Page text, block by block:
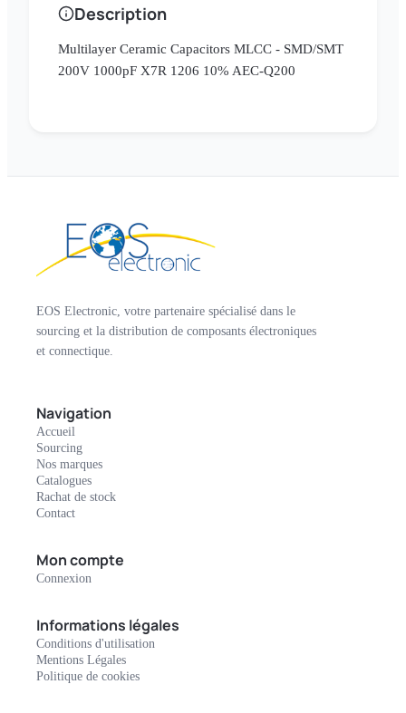
Description
Multilayer Ceramic Capacitors MLCC - SMD/SMT
200V 1000pF X7R 1206 10% AEC-Q200
EOS Electronic, votre partenaire spécialisé dans le
sourcing et la distribution de composants électroniques
et connectique.
Navigation
Accueil
Sourcing
Nos marques
Catalogues
Rachat de stock
Contact
Mon compte
Connexion
Informations légales
Conditions d'utilisation
Mentions Légales
Politique de cookies